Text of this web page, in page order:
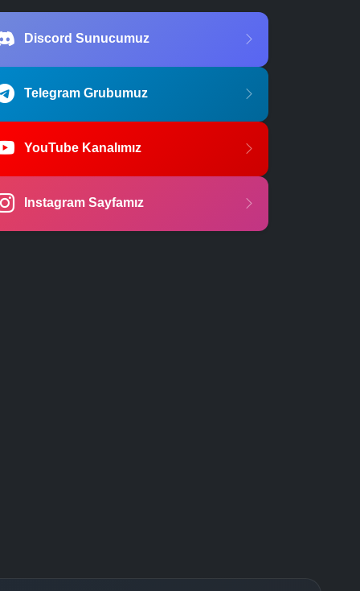
Discord Sunucumuz
Telegram Grubumuz
YouTube Kanalımız
Instagram Sayfamız